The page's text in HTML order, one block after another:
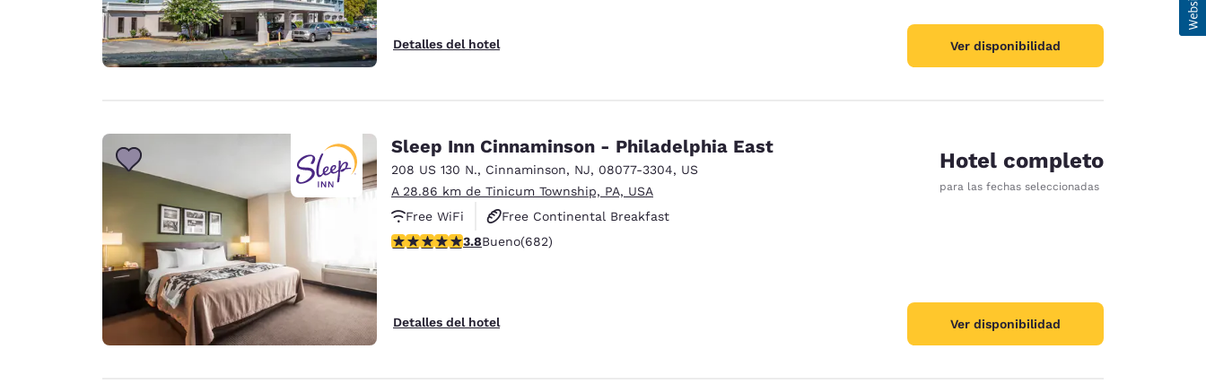
Detalles del hotel Ver disponibilidad
Sleep Inn Cinnaminson - Philadelphia East
208 US 130 N., Cinnaminson, NJ, 08077-3304, US
A 28.86 km de Tinicum Township, PA, USA
Free WiFi
Free Continental Breakfast
Free Hot Breakfast
calificación de 3.83 estrellas. Bueno. 682 reseñas
3.8Bueno(682)
Detalles del hotel
Hotel completo
para las fechas seleccionadas
Ver disponibilidad